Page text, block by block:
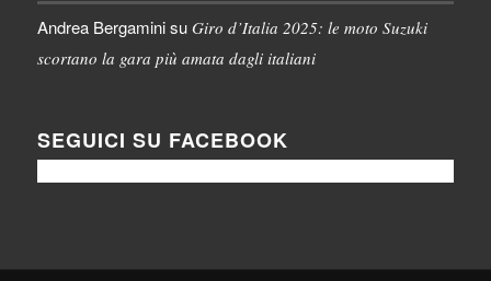
Andrea Bergaminisu Giro d’Italia 2025: le moto Suzuki
scortano la gara più amata dagli italiani
SEGUICI SU FACEBOOK